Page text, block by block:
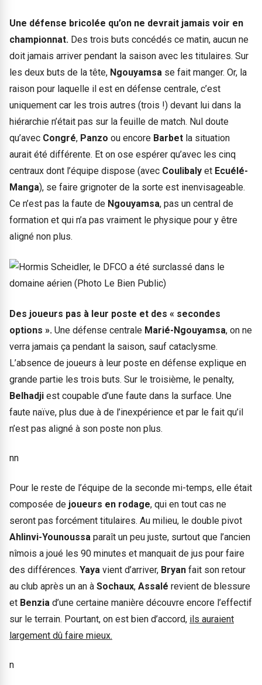
Une défense bricolée qu’on ne devrait jamais voir en
championnat. Des trois buts concédés ce matin, aucun ne
doit jamais arriver pendant la saison avec les titulaires. Sur
les deux buts de la tête, Ngouyamsa se fait manger. Or, la
raison pour laquelle il est en défense centrale, c’est
uniquement car les trois autres (trois !) devant lui dans la
hiérarchie n’était pas sur la feuille de match. Nul doute
qu’avec Congré, Panzo ou encore Barbet la situation
aurait été différente. Et on ose espérer qu’avec les cinq
centraux dont l’équipe dispose (avec Coulibaly et Ecuélé-
Manga), se faire grignoter de la sorte est inenvisageable.
Ce n’est pas la faute de Ngouyamsa, pas un central de
formation et qui n’a pas vraiment le physique pour y être
aligné non plus.
Des joueurs pas à leur poste et des « secondes
options ». Une défense centrale Marié-Ngouyamsa, on ne
verra jamais ça pendant la saison, sauf cataclysme.
L’absence de joueurs à leur poste en défense explique en
grande partie les trois buts. Sur le troisième, le penalty,
Belhadji est coupable d’une faute dans la surface. Une
faute naïve, plus due à de l’inexpérience et par le fait qu’il
n’est pas aligné à son poste non plus.
nn
Pour le reste de l’équipe de la seconde mi-temps, elle était
composée de joueurs en rodage, qui en tout cas ne
seront pas forcément titulaires. Au milieu, le double pivot
Ahlinvi-Younoussa paraît un peu juste, surtout que l’ancien
nîmois a joué les 90 minutes et manquait de jus pour faire
des différences. Yaya vient d’arriver, Bryan fait son retour
au club après un an à Sochaux, Assalé revient de blessure
et Benzia d’une certaine manière découvre encore l’effectif
sur le terrain. Pourtant, on est bien d’accord, ils auraient
largement dû faire mieux.
n